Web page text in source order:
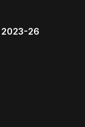
26